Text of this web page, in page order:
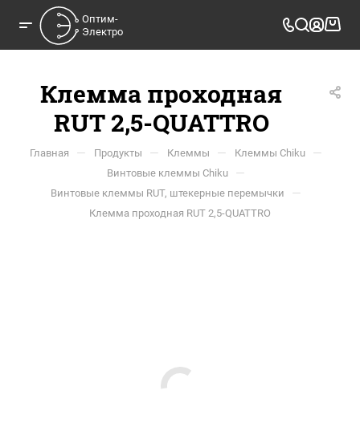
Оптим-
Электро
Клемма проходная
RUT 2,5-QUATTRO
Главная — Продукты — Клеммы — Клеммы Chiku —
Винтовые клеммы Chiku —
Винтовые клеммы RUT, штекерные перемычки —
Клемма проходная RUT 2,5-QUATTRO